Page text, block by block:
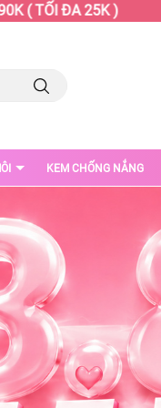
TỐI ĐA 25K )
KEM CHỐNG NẮNG